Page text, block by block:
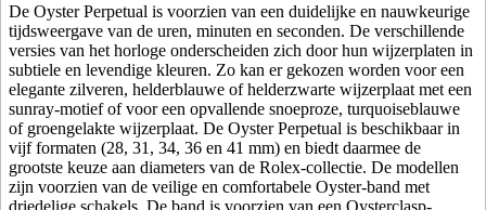
De Oyster Perpetual is voorzien van een duidelijke en nauwkeurige
tijdsweergave van de uren, minuten en seconden. De verschillende
versies van het horloge onderscheiden zich door hun wijzerplaten in
subtiele en levendige kleuren. Zo kan er gekozen worden voor een
elegante zilveren, helderblauwe of helderzwarte wijzerplaat met een
sunray-motief of voor een opvallende snoeproze, turquoiseblauwe
of groengelakte wijzerplaat. De Oyster Perpetual is beschikbaar in
vijf formaten (28, 31, 34, 36 en 41 mm) en biedt daarmee de
grootste keuze aan diameters van de Rolex-collectie. De modellen
zijn voorzien van de veilige en comfortabele Oyster-band met
driedelige schakels. De band is voorzien van een Oysterclasp-